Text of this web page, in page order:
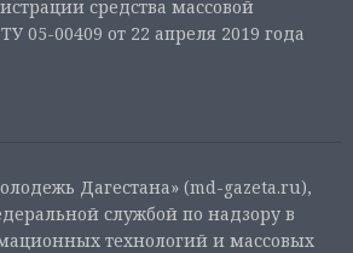
средства массовой
00409 от 22 апреля 2019 года
Дагестана» (md-gazeta.ru),
службой по надзору в
технологий и массовых